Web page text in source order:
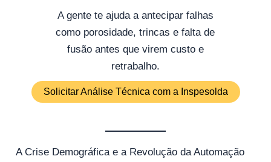
A gente te ajuda a antecipar falhas
como porosidade, trincas e falta de
fusão antes que virem custo e
retrabalho.
Solicitar Análise Técnica com a Inspesolda
A Crise Demográfica e a Revolução da Automação